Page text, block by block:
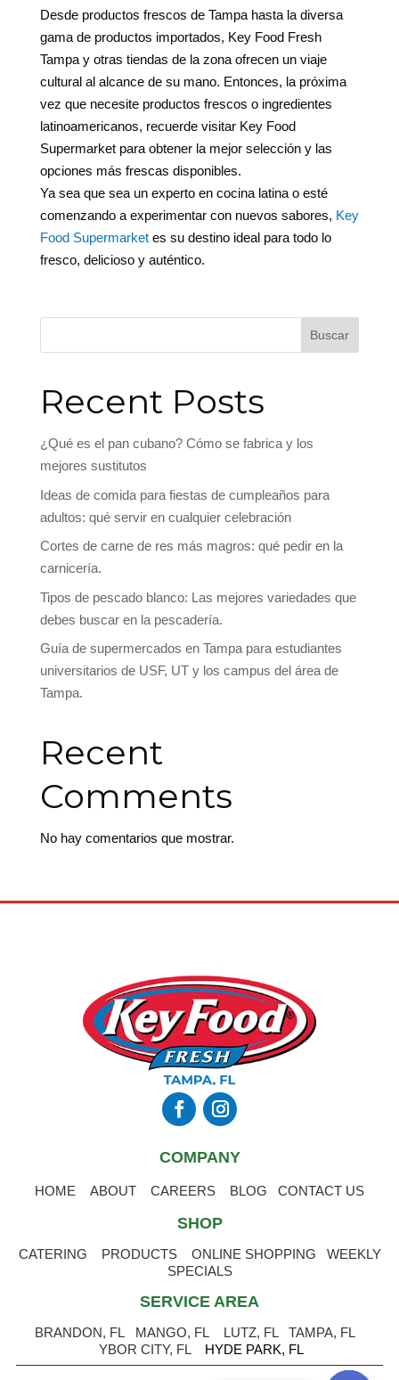
Desde productos frescos de Tampa hasta la diversa
gama de productos importados, Key Food Fresh
Tampa y otras tiendas de la zona ofrecen un viaje
cultural al alcance de su mano. Entonces, la próxima
vez que necesite productos frescos o ingredientes
latinoamericanos, recuerde visitar Key Food
Supermarket para obtener la mejor selección y las
opciones más frescas disponibles.
Ya sea que sea un experto en cocina latina o esté
comenzando a experimentar con nuevos sabores, Key
Food Supermarketes su destino ideal para todo lo
fresco, delicioso y auténtico.
Buscar
Recent Posts
¿Qué es el pan cubano? Cómo se fabrica y los
mejores sustitutos
Ideas de comida para fiestas de cumpleaños para
adultos: qué servir en cualquier celebración
Cortes de carne de res más magros: qué pedir en la
carnicería.
Tipos de pescado blanco: Las mejores variedades que
debes buscar en la pescadería.
Guía de supermercados en Tampa para estudiantes
universitarios de USF, UT y los campus del área de
Tampa.
Recent
Comments
No hay comentarios que mostrar.
COMPANY
HOME ABOUT CAREERS BLOG CONTACT US
SHOP
CATERING PRODUCTS ONLINE SHOPPING
WEEKLY
SPECIALS
SERVICE AREA
BRANDON, FL MANGO, FL LUTZ, FL
TAMPA, FL
YBOR CITY, FL
HYDE PARK, FL